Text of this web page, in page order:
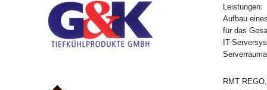
Leistungen:
Aufbau
für das
IT-
RMT